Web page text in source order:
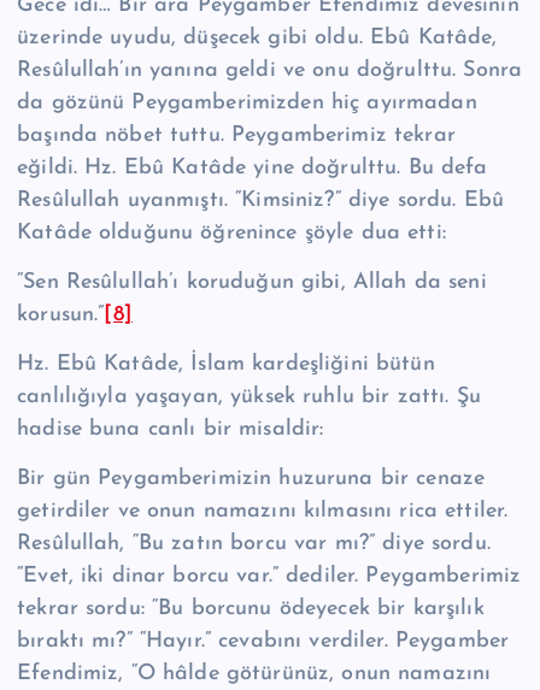
Gece idi… Bir ara Peygamber Efendimiz devesinin
üzerinde uyudu, düşecek gibi oldu. Ebû Katâde,
Re­sû­lul­lah’ın yanına geldi ve onu doğrulttu. Sonra
da gözünü Peygamberimizden hiç ayırmadan
başında nöbet tuttu. Peygamberimiz tekrar
eğildi. Hz. Ebû Katâde yine doğrulttu. Bu defa
Re­sû­lul­lah uyanmıştı. “Kimsiniz?” diye sordu. Ebû
Katâde olduğunu öğrenince şöyle dua etti:
“Sen Re­sû­lul­lah’ı koruduğun gibi, Allah da seni
korusun.” [8]
Hz. Ebû Katâde, İslam kardeşliğini bütün
canlılığıyla yaşayan, yüksek ruhlu bir zattı. Şu
hadise buna canlı bir misaldir:
Bir gün Peygamberimizin huzuruna bir cenaze
getirdiler ve onun namazını kılmasını rica ettiler.
Re­sû­lul­lah, “Bu zatın borcu var mı?” diye sordu.
“Evet, iki dinar borcu var.” dediler. Peygamberimiz
tekrar sordu: “Bu borcunu ödeyecek bir karşılık
bıraktı mı?” “Hayır.” cevabını verdiler. Peygamber
Efendimiz, “O hâlde götürünüz, onun nama­zını